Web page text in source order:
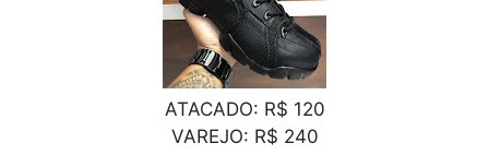
ATACADO: R$ 120
VAREJO: R$ 240